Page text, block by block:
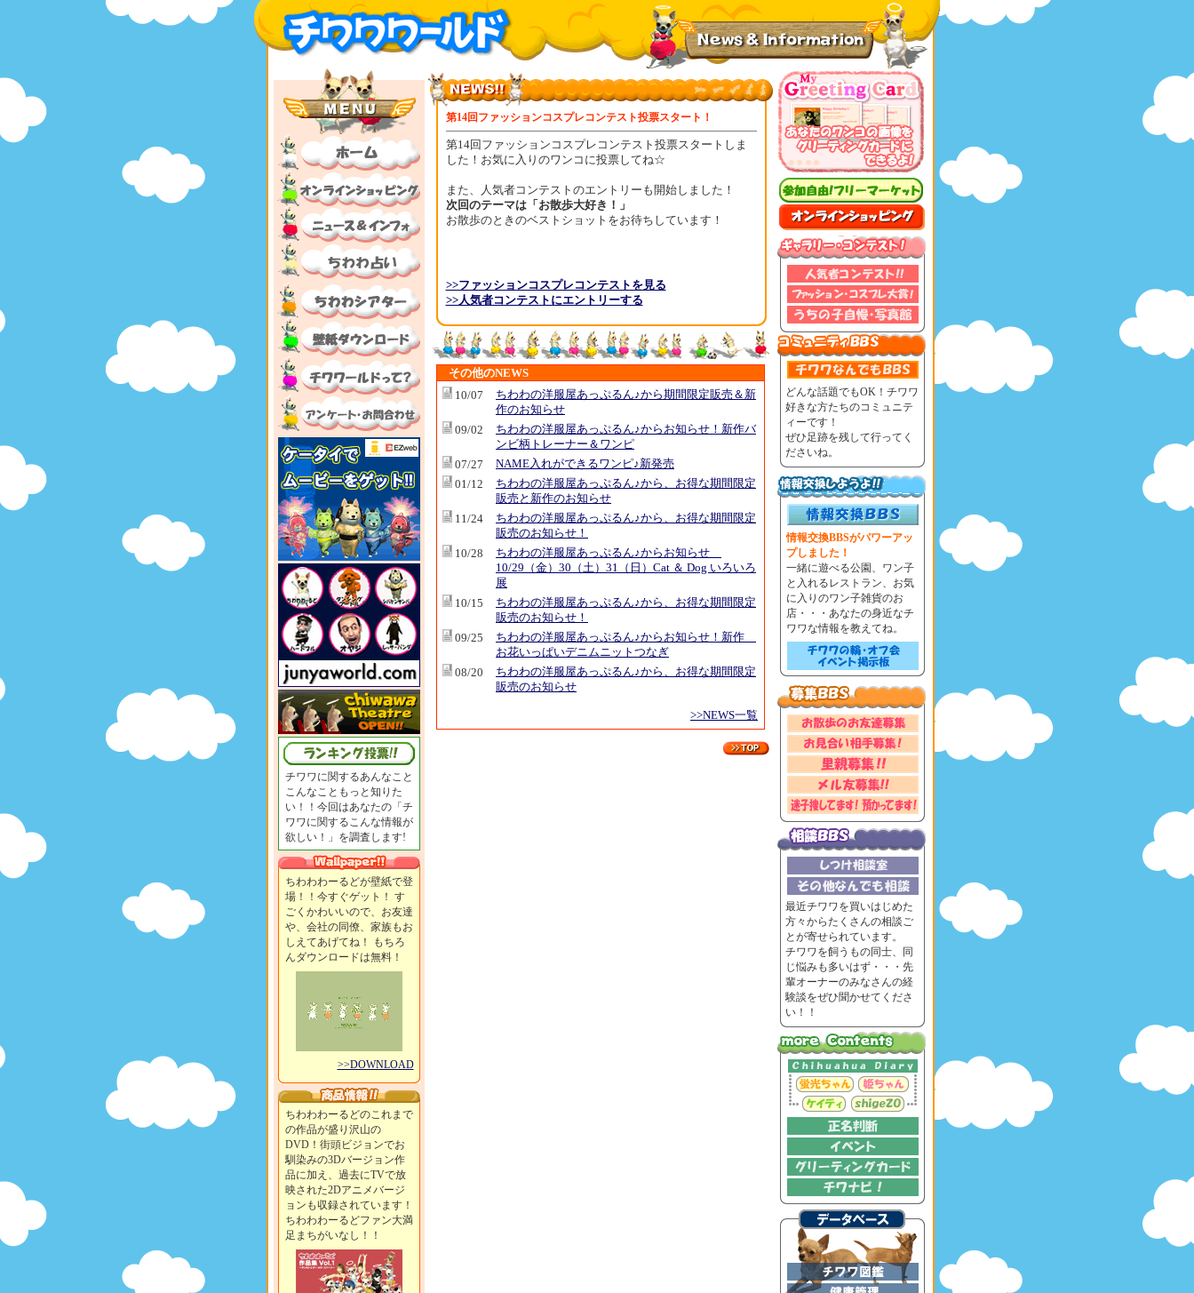
チワワに関するあんなこと
こんなこともっと知りた
い！！今回はあなたの「チ
ワワに関するこんな情報が
欲しい！」を調査します!
ちわわわーるどが壁紙で登
場！！今すぐゲット！ す
ごくかわいいので、お友達
や、会社の同僚、家族もお
しえてあげてね！ もちろ
んダウンロードは無料！
>>DOWNLOAD
ちわわわーるどのこれまで
の作品が盛り沢山の
DVD！街頭ビジョンでお
馴染みの3Dバージョン作
品に加え、過去にTVで放
映された2Dアニメバージ
ョンも収録されています！
ちわわわーるどファン大満
足まちがいなし！！
第14回ファッションコスプレコンテスト投票スタート！
第14回ファッションコスプレコンテスト投票スタートしま
した！お気に入りのワンコに投票してね☆
また、人気者コンテストのエントリーも開始しました！
次回のテーマは「お散歩大好き！」
お散歩のときのベストショットをお待ちしています！
>>ファッションコスプレコンテストを見る
>>人気者コンテストにエントリーする
その他のNEWS
10/07
ちわわの洋服屋あっぷるん♪から期間限定販売＆新
作のお知らせ
09/02
ちわわの洋服屋あっぷるん♪からお知らせ！新作バ
ンビ柄トレーナー＆ワンピ
07/27
NAME入れができるワンピ♪新発売
01/12
ちわわの洋服屋あっぷるん♪から、お得な期間限定
販売と新作のお知らせ
11/24
ちわわの洋服屋あっぷるん♪から、お得な期間限定
販売のお知らせ！
10/28
ちわわの洋服屋あっぷるん♪からお知らせ
10/29（金）30（土）31（日）Cat ＆ Dog いろいろ
展
10/15
ちわわの洋服屋あっぷるん♪から、お得な期間限定
販売のお知らせ！
09/25
ちわわの洋服屋あっぷるん♪からお知らせ！新作
お花いっぱいデニムニットつなぎ
08/20
ちわわの洋服屋あっぷるん♪から、お得な期間限定
販売のお知らせ
>>NEWS一覧
どんな話題でもOK！チワワ
好きな方たちのコミュニテ
ィーです！
ぜひ足跡を残して行ってく
ださいね。
情報交換BBSがパワーアッ
プしました！
一緒に遊べる公園、ワン子
と入れるレストラン、お気
に入りのワン子雑貨のお
店・・・あなたの身近なチ
ワワな情報を教えてね。
最近チワワを買いはじめた
方々からたくさんの相談ご
とが寄せられています。
チワワを飼うもの同士、同
じ悩みも多いはず・・・先
輩オーナーのみなさんの経
験談をぜひ聞かせてくださ
い！！